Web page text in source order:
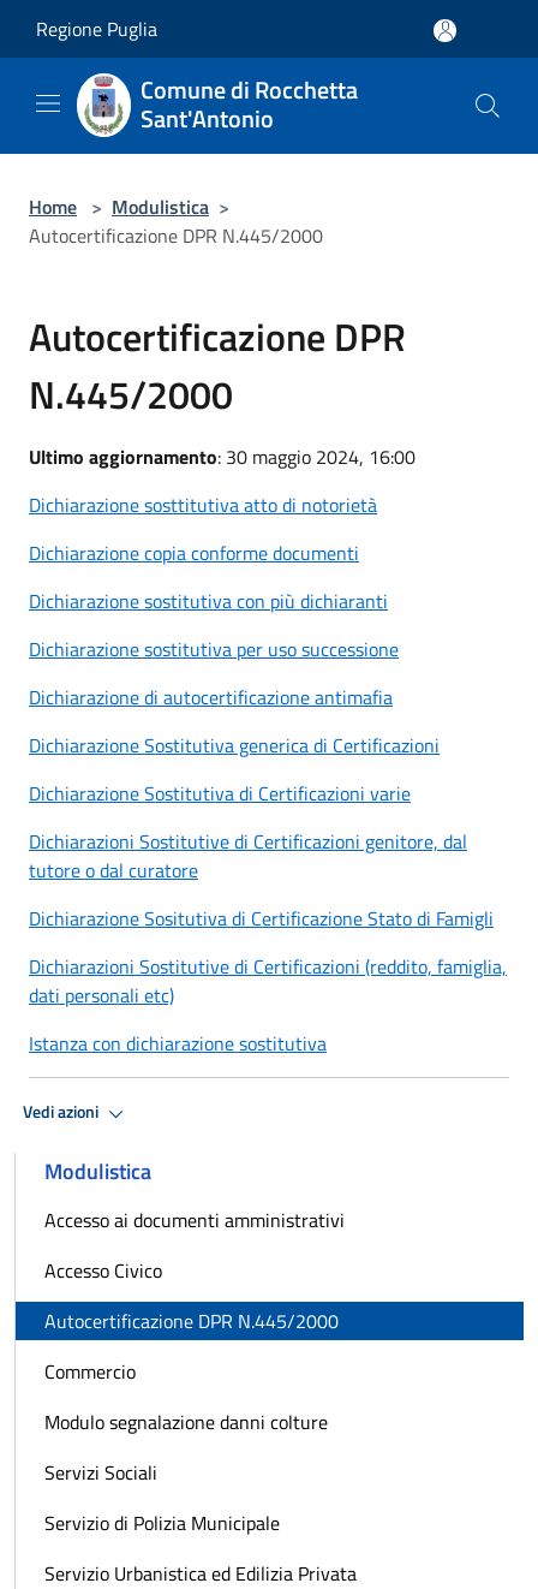
Regione Puglia
Comune di Rocchetta
Sant'Antonio
Home > Modulistica >
Autocertificazione DPR N.445/2000
Autocertificazione DPR
N.445/2000
Ultimo aggiornamento: 30 maggio 2024, 16:00
Dichiarazione sosttitutiva atto di notorietà
Dichiarazione copia conforme documenti
Dichiarazione sostitutiva con più dichiaranti
Dichiarazione sostitutiva per uso successione
Dichiarazione di autocertificazione antimafia
Dichiarazione Sostitutiva generica di Certificazioni
Dichiarazione Sostitutiva di Certificazioni varie
Dichiarazioni Sostitutive di Certificazioni genitore, dal
tutore o dal curatore
Dichiarazione Sositutiva di Certificazione Stato di Famigli
Dichiarazioni Sostitutive di Certificazioni (reddito, famiglia,
dati personali etc)
Istanza con dichiarazione sostitutiva
Vedi azioni
Modulistica
Accesso ai documenti amministrativi
Accesso Civico
Autocertificazione DPR N.445/2000
Commercio
Modulo segnalazione danni colture
Servizi Sociali
Servizio di Polizia Municipale
Servizio Urbanistica ed Edilizia Privata